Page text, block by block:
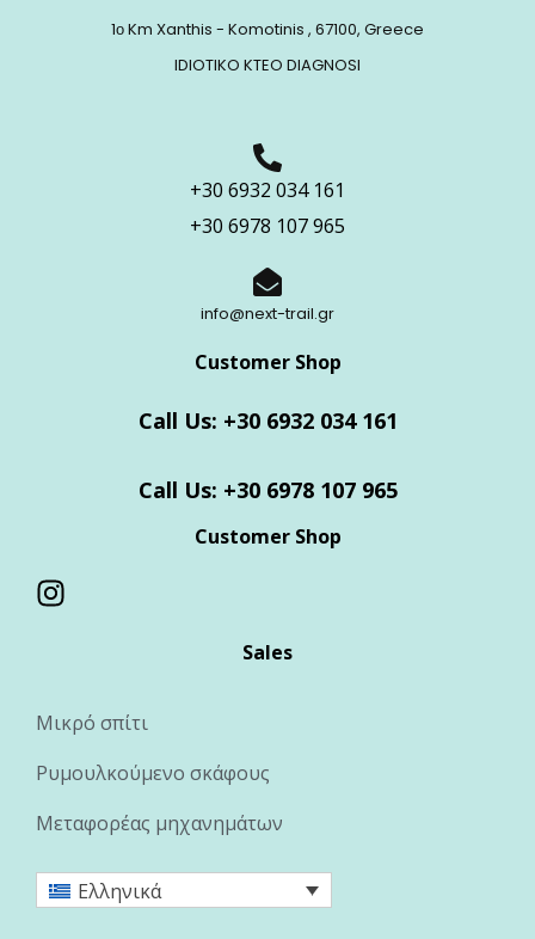
1ο Km Xanthis - Komotinis , 67100, Greece
IDIOTIKO KTEO DIAGNOSI
+30 6932 034 161
+30 6978 107 965
info@next-trail.gr
Customer Shop
Call Us: +30 6932 034 161
Call Us: +30 6978 107 965
Customer Shop
Sales
Μικρό σπίτι
Ρυμουλκούμενο σκάφους
Μεταφορέας μηχανημάτων
Ελληνικά